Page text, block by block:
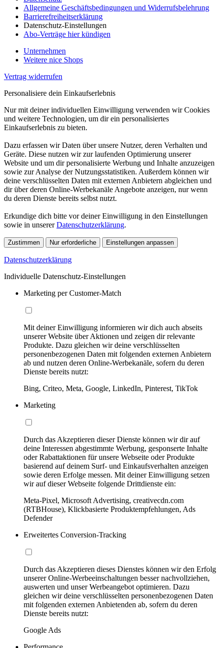
Allgemeine Geschäftsbedingungen und Widerrufsbelehrung
Barrierefreiheitserklärung
Datenschutz-Einstellungen
Abo-Verträge hier kündigen
Unternehmen
Weitere nice Shops
Vertrag widerrufen
Personalisiere dein Einkaufserlebnis
Nur mit deiner individuellen Einwilligung verwenden wir Cookies
und weitere Technologien, um dir ein personalisiertes
Einkaufserlebnis zu bieten.
Dazu erfassen wir Daten über unsere Nutzer, deren Verhalten und
Geräte. Diese nutzen wir zur laufenden Optimierung unserer
Website und um dir personalisierte Werbung und Inhalte anzuzeigen
sowie zur Analyse der Nutzungsstatistiken. Außerdem können wir
deine verschlüsselten Daten mit externen Anbietern abgleichen und
dir über deren Online-Werbekanäle Angebote anzeigen, nur wenn
du deren Dienste bereits selbst nutzt.
Erkundige dich bitte vor deiner Einwilligung in den Einstellungen
sowie in unsererDatenschutzerklärung.
Zustimmen Nur erforderliche Einstellungen anpassen
Datenschutzerklärung
Individuelle Datenschutz-Einstellungen
Marketing per Customer-Match
Mit deiner Einwilligung informieren wir dich auch abseits
unserer Website über Aktionen und zeigen dir relevante
Produkte. Dazu gleichen wir deine verschlüsselten
personenbezogenen Daten mit folgenden externen Anbietern
ab und nutzen deren Online-Werbekanäle, sofern du deren
Dienste bereits nutzt:
Bing, Criteo, Meta, Google, LinkedIn, Pinterest, TikTok
Marketing
Durch das Akzeptieren dieser Dienste können wir dir auf
deine Interessen abgestimmte Werbung, gesponserte Inhalte
oder Rabattaktionen für unsere Webseite oder Produkte
basierend auf deinem Surf- und Einkaufsverhalten anzeigen
sowie deren Erfolge messen. Mit deiner Einwilligung setzen
wir auf dieser Webseite folgende Drittdienste ein:
Meta-Pixel, Microsoft Advertising, creativecdn.com
(RTBHouse), Klickbasierte Produktempfehlungen, Ads
Defender
Erweitertes Conversion-Tracking
Durch das Akzeptieren dieses Dienstes können wir den Erfolg
unserer Online-Werbeeinschaltungen besser nachvollziehen,
auswerten und unser Werbeangebot optimieren. Dazu
gleichen wir deine verschlüsselten personenbezogenen Daten
mit folgenden externen Anbietenden ab, sofern du deren
Dienste bereits nutzt:
Google Ads